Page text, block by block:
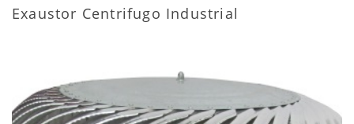
Exaustor Centrifugo Industrial